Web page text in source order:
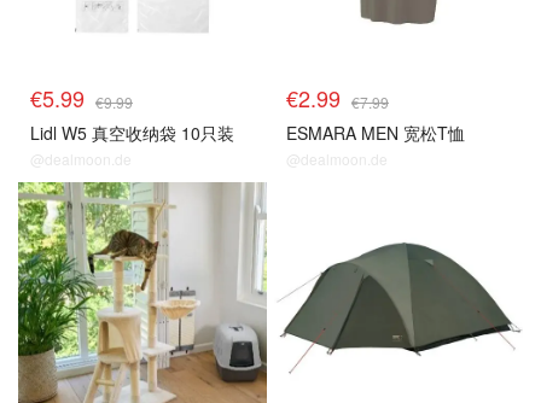
€5.99 €9.99
Lidl W5 真空收纳袋 10只装
@dealmoon.de
€2.99 €7.99
ESMARA MEN 宽松T恤
@dealmoon.de